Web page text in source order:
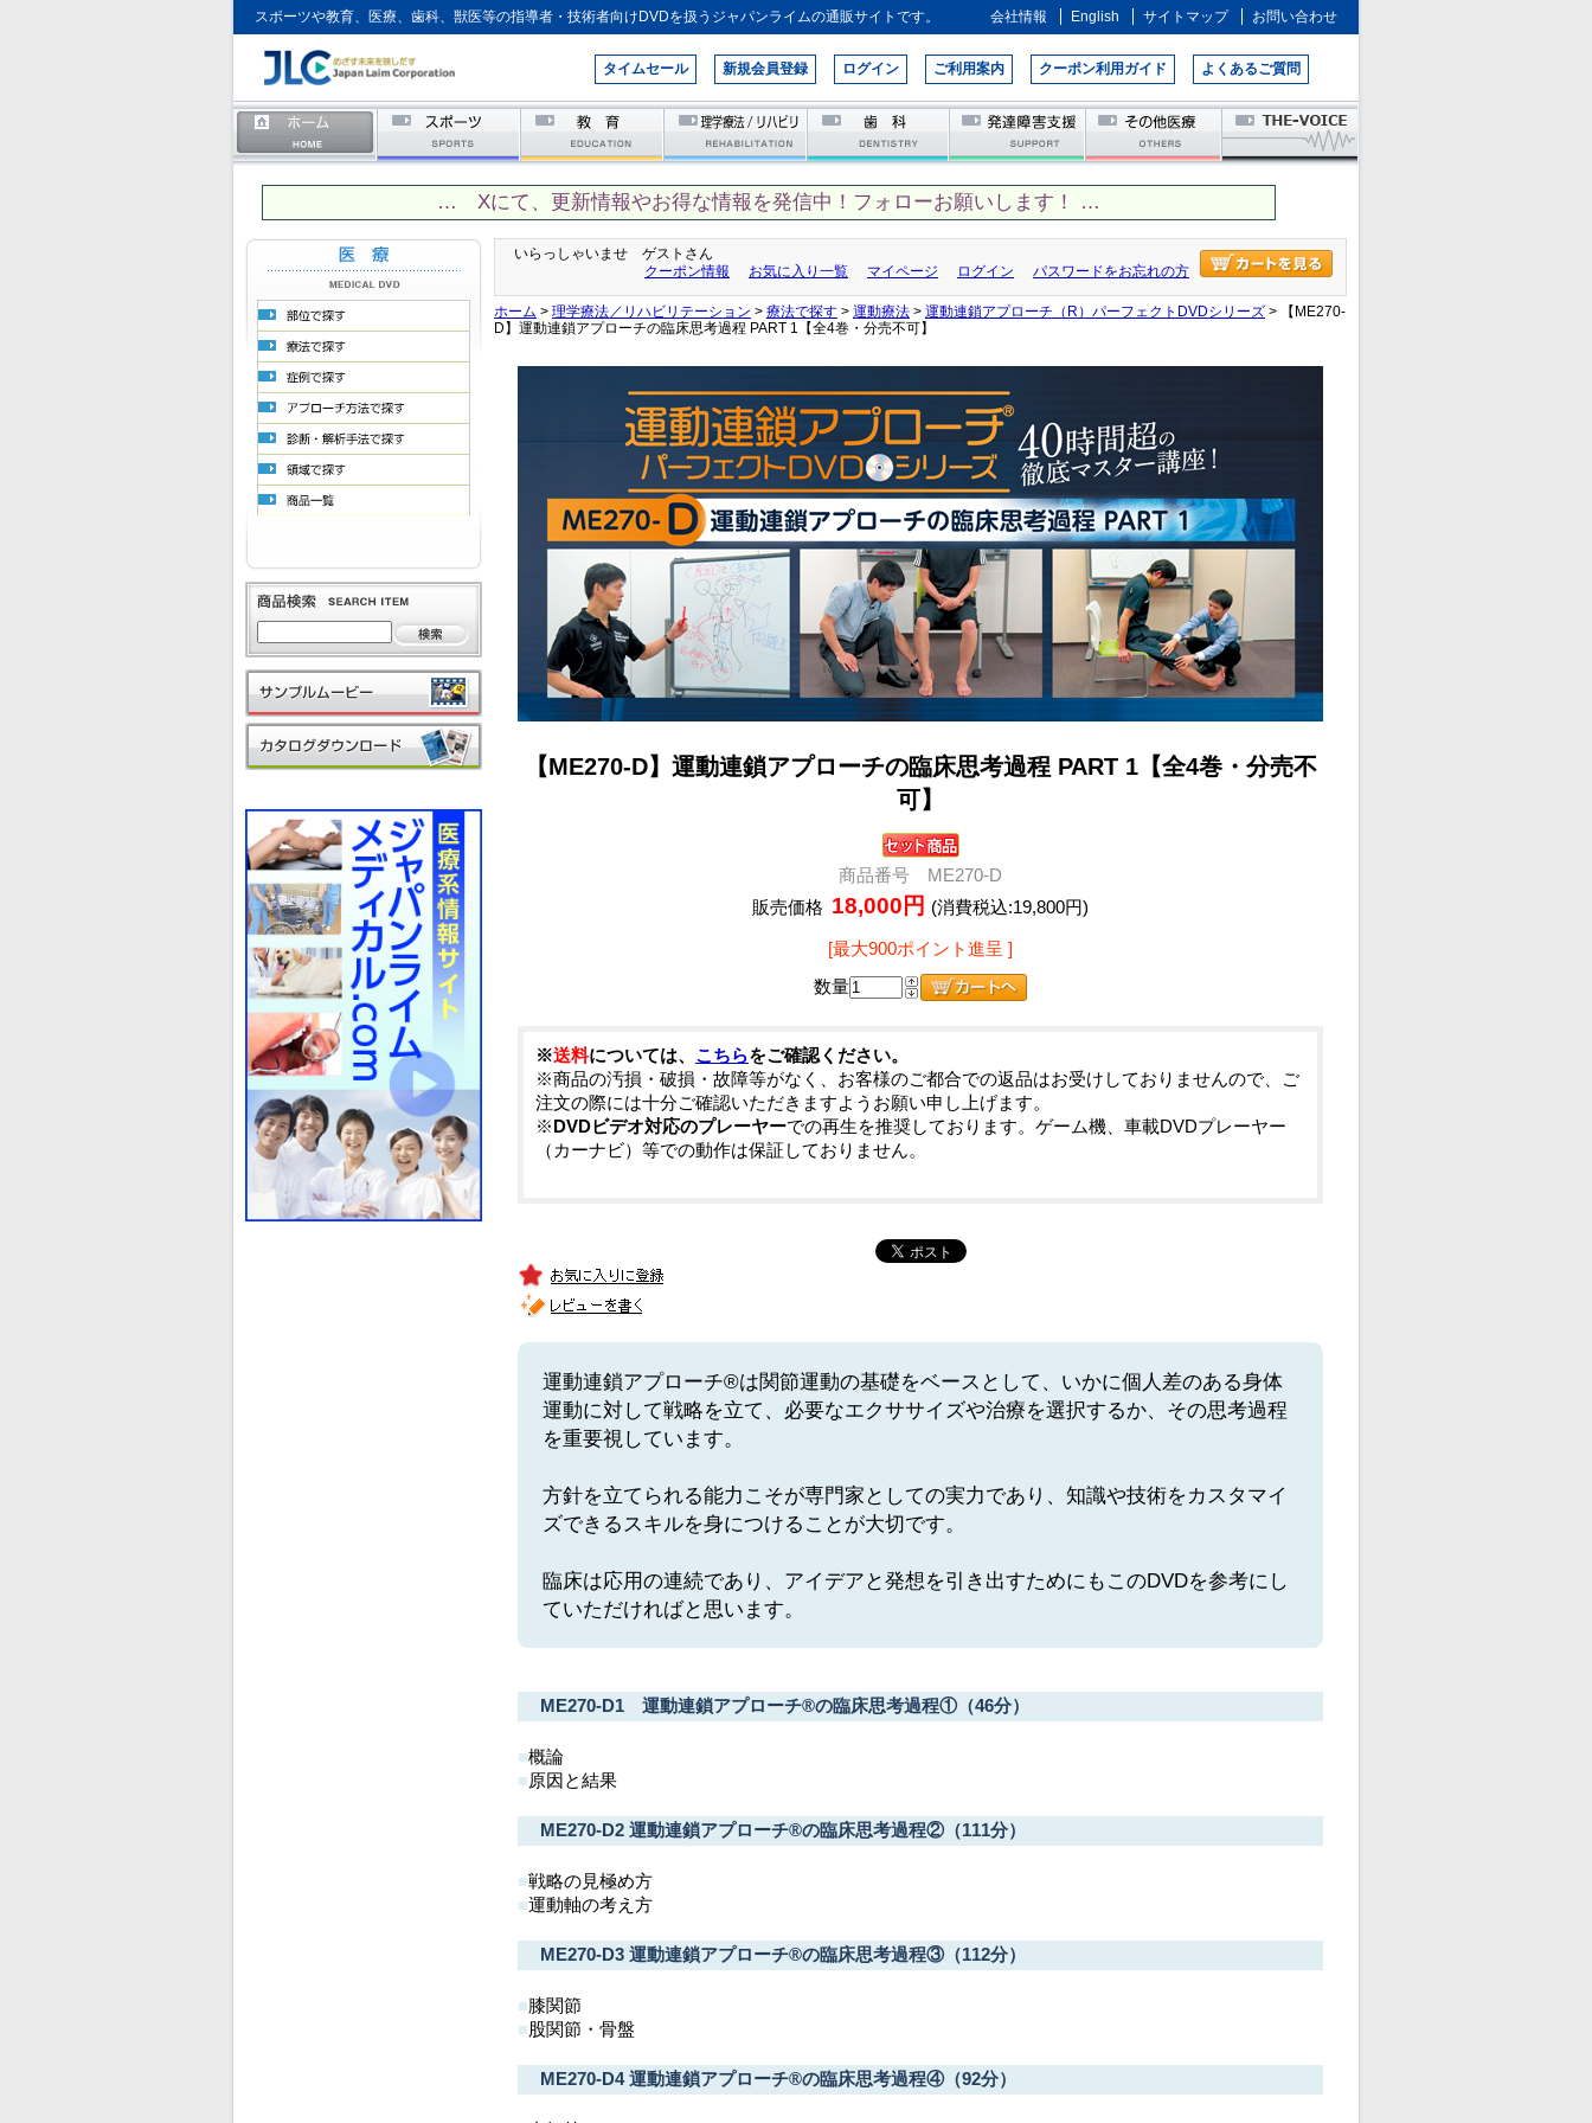
スポーツや教育、医療、歯科、獣医等の指導者・技術者向けDVDを扱うジャパンライムの通販サイトです。 会社情報 English サイトマップ お問い合わせ
タイムセール 新規会員登録 ログイン ご利用案内 クーポン利用ガイド よくあるご質問
… Xにて、更新情報やお得な情報を発信中！フォローお願いします！ …
いらっしゃいませ ゲストさん
クーポン情報
お気に入り一覧 マイページ ログイン パスワードをお忘れの方
ホーム > 理学療法／リハビリテーション > 療法で探す > 運動療法 > 運動連鎖アプローチ（R）パーフェクトDVDシリーズ > 【ME270-
D】運動連鎖アプローチの臨床思考過程 PART 1【全4巻・分売不可】
【ME270-D】運動連鎖アプローチの臨床思考過程 PART 1【全4巻・分売不
可】
商品番号 ME270-D
販売価格 18,000円 (消費税込:19,800円)
[最大900ポイント進呈 ]
数量
※送料については、 こちらをご確認ください。
※商品の汚損・破損・故障等がなく、お客様のご都合での返品はお受けしておりませんので、ご
注文の際には十分ご確認いただきますようお願い申し上げます。
※DVDビデオ対応のプレーヤーでの再生を推奨しております。ゲーム機、車載DVDプレーヤー
（カーナビ）等での動作は保証しておりません。
運動連鎖アプローチ®は関節運動の基礎をベースとして、いかに個人差のある身体
運動に対して戦略を立て、必要なエクササイズや治療を選択するか、その思考過程
を重要視しています。
方針を立てられる能力こそが専門家としての実力であり、知識や技術をカスタマイ
ズできるスキルを身につけることが大切です。
臨床は応用の連続であり、アイデアと発想を引き出すためにもこのDVDを参考にし
ていただければと思います。
ME270-D1 運動連鎖アプローチ®の臨床思考過程①（46分）
■概論
■原因と結果
ME270-D2 運動連鎖アプローチ®の臨床思考過程②（111分）
■戦略の見極め方
■運動軸の考え方
ME270-D3 運動連鎖アプローチ®の臨床思考過程③（112分）
■膝関節
■股関節・骨盤
ME270-D4 運動連鎖アプローチ®の臨床思考過程④（92分）